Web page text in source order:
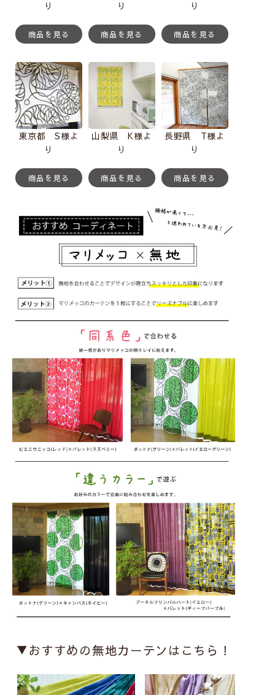
り
商品を見る
り
商品を見る
り
商品を見る
東京都 S様よ
り
商品を見る
山梨県 K様よ
り
商品を見る
長野県 T様よ
り
商品を見る
▼おすすめの無地カーテンはこちら！